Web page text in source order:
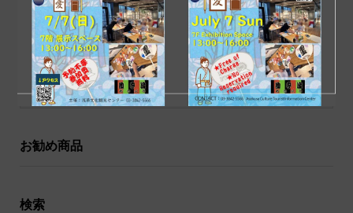
和小物
祝儀袋
お勧め商品
検索